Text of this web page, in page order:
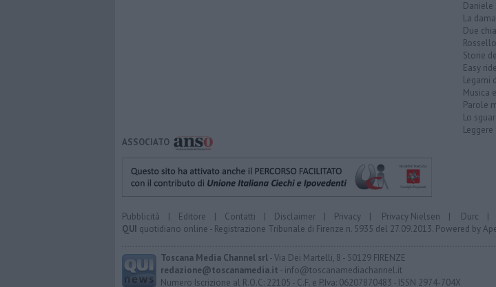
Daniele
La
Due
Rossello
Storie
Easy
Legami
Musica
Parole
Lo
ASSOCIATO
Pubblicità | Editore | Contatti | Disclaimer | Privacy | Privacy Nielsen | Durc |
QUI quotidiano online - Registrazione Tribunale di Firenze n. 5935 del 27.09.2013. Powered by
Toscana Media Channel srl- Via Dei Martelli, 8 - 50129 FIRENZE
redazione@toscanamedia.it - info@toscanamediachannel.it
Numero Iscrizione al R.O.C: 22105 - C.F. e P.Iva: 06207870483 - ISSN 2974-704X